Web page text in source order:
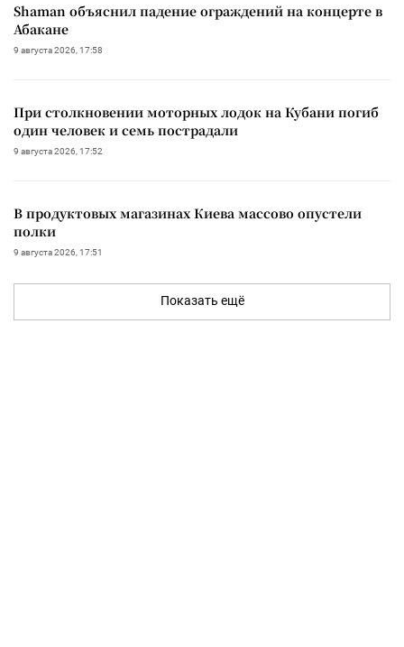
Shaman объяснил падение ограждений на концерте в
Абакане
9 августа 2026, 17:58
При столкновении моторных лодок на Кубани погиб
один человек и семь пострадали
9 августа 2026, 17:52
В продуктовых магазинах Киева массово опустели
полки
9 августа 2026, 17:51
Показать ещё